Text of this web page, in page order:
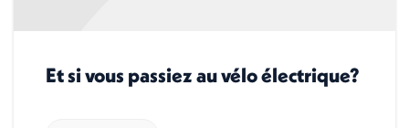
Et si vous passiez au vélo électrique?